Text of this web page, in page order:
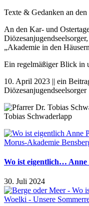
Texte & Gedanken an
An den Kar- und
„Akademie in den
Ein regelmäßiger Blick in
10. April 2023 || ein
Diözesanjugendseelsorger
Wo ist eigentlich… Anne
30. Juli 2024